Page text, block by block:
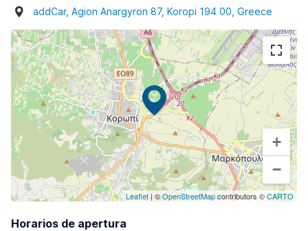
addCar, Agion Anargyron 87, Koropi 194 00, Greece
+
−
Leaflet | ©OpenStreetMapcontributors ©CARTO
Horarios de apertura